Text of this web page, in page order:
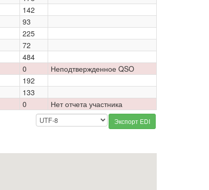
142
93
225
72
484
0
Неподтвержденное QSO
192
133
0 Нет отчета участника
Экспорт EDI